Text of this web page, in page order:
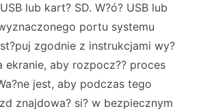
lub kart? SD. W?ó? USB lub
portu systemu
zgodnie z instrukcjami wy?
ekranie, aby rozpocz?? proces
jest, aby podczas tego
znajdowa? si? w bezpiecznym